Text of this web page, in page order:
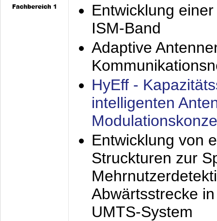
Entwicklung
ISM-Band
Adaptive
HyEff -
intelligenten
Entwicklung von
Struckturen zur
Abwärtsstrecke
UMTS-System